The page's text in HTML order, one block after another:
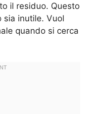
il residuo. Questo
sia inutile. Vuol
quando si cerca